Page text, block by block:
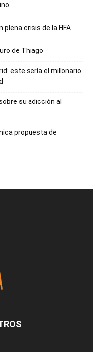
plena crisis de la FIFA
de Thiago
este sería el millonario
su adicción al
propuesta de